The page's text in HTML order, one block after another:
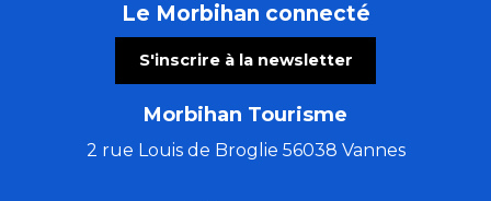
Le Morbihan connecté
S'inscrire à la newsletter
Morbihan Tourisme
2 rue Louis de Broglie 56038 Vannes